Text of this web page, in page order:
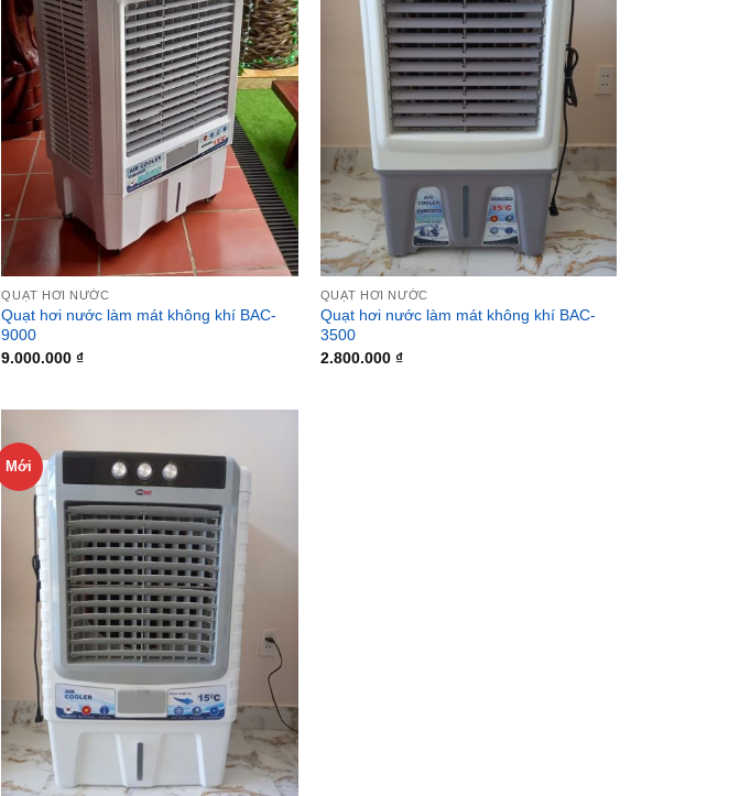
QUẠT HƠI NƯỚC
Quạt hơi nước làm mát không khí BAC-
9000
9.000.000₫
QUẠT HƠI NƯỚC
Quạt hơi nước làm mát không khí BAC-
3500
2.800.000 ₫
Mới